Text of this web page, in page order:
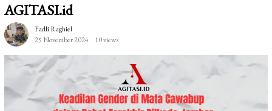
AGITASI.id
Fadli Raghiel
25 November 2024
10 views